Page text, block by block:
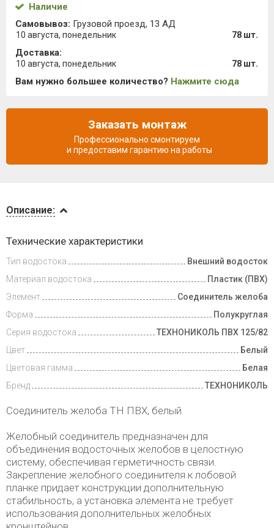
Доставка
Описание:
Технические характеристики
Тип водостока
Внешний водосток
Материал водостока
Пластик (ПВХ)
Элемент
Соединитель желоба
Форма
Полукруглая
Серия водостока
ТЕХНОНИКОЛЬ ПВХ 125/82
Цвет
Белый
Цветовая гамма
Белая
Бренд
ТЕХНОНИКОЛЬ
Соединитель желоба ТН ПВХ, белый
Желобный соединитель предназначен для
объединения водосточных желобов в целостную
систему, обеспечивая герметичность связи.
Закрепление желобного соединителя к лобовой
планке придает конструкции дополнительную
стабильность, а установка элемента не требует
использования дополнительных желобных
Наличие
Самовывоз: Грузовой проезд, 13 АД
10 августа, понедельник 78 шт.
Доставка:
10 августа, понедельник 78 шт.
Вам нужно большее количество? Нажмите сюда
Заказать монтаж
Профессионально смонтируем
и предоставим гарантию на работы